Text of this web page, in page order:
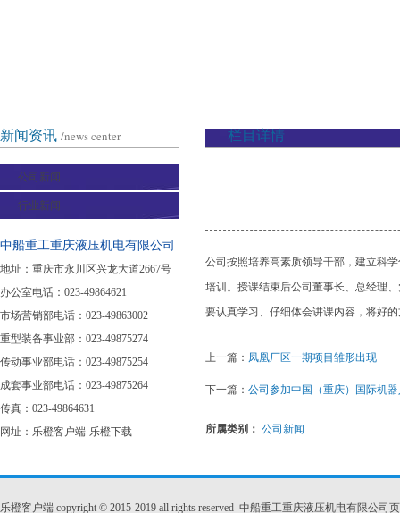
新闻资讯 /news center
公司新闻
行业新闻
中船重工重庆液压机电有限公司
地址：重庆市永川区兴龙大道2667号
办公室电话：023-49864621
市场营销部电话：023-49863002
重型装备事业部：023-49875274
传动事业部电话：023-49875254
成套事业部电话：023-49875264
传真：023-49864631
网址： 乐橙客户端-乐橙下载
栏目详情
公司按照培养高素质领导干部，建立科
培训。授课结束后公司董事长、总经理
要认真学习、仔细体会讲课内容，将好
上一篇： 凤凰厂区一期项目雏形出现
下一篇： 公司参加中国（重庆）国际机
所属类别： 公司新闻
乐橙客户端 copyright © 2015-2019 all rights reserved 中船重工重庆液压机电有限公司